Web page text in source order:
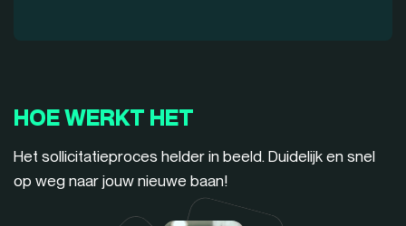
HOE WERKT HET
Het sollicitatieproces helder in beeld. Duidelijk en snel
op weg naar jouw nieuwe baan!